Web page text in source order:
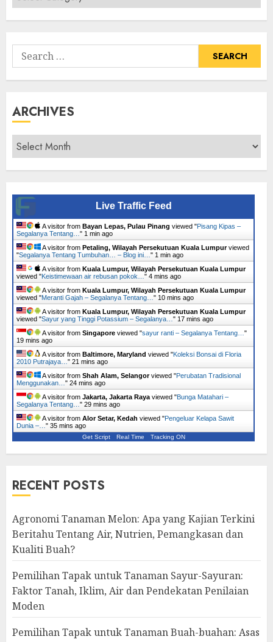
Senarai
Tumbuhan
Search
for:
ARCHIVES
Archives
Live Traffic Feed
A visitor from Bayan Lepas, Pulau Pinang viewed "Pisang Kipas –
Segalanya Tentang… " 1 min ago
A visitor from Petaling, Wilayah Persekutuan Kuala Lumpurviewed
"Segalanya Tentang Tumbuhan… – Blog ini… " 1 min ago
A visitor from Kuala Lumpur, Wilayah Persekutuan Kuala Lumpur
viewed "Keistimewaan air rebusan pokok… " 4 mins ago
A visitor from Kuala Lumpur, Wilayah Persekutuan Kuala Lumpur
viewed "Meranti Gajah – Segalanya Tentang… " 10 mins ago
A visitor from Kuala Lumpur, Wilayah Persekutuan Kuala Lumpur
viewed "Sayur yang Tinggi Potassium – Segalanya… " 17 mins ago
A visitor from Singapore viewed "sayur ranti – Segalanya Tentang… "
19 mins ago
A visitor from Baltimore, Maryland viewed "Koleksi Bonsai di Floria
2010 Putrajaya… " 21 mins ago
A visitor from Shah Alam, Selangorviewed "Perubatan Tradisional
Menggunakan… " 24 mins ago
A visitor from Jakarta, Jakarta Raya viewed "Bunga Matahari –
Segalanya Tentang… " 29 mins ago
A visitor from Alor Setar, Kedah viewed "Pengeluar Kelapa Sawit
Dunia –… " 35 mins ago
Get Script Real Time Tracking ON
RECENT POSTS
Agronomi Tanaman Melon: Apa yang Kajian Terkini
Beritahu Tentang Air, Nutrien, Pemangkasan dan
Kualiti Buah?
Pemilihan Tapak untuk Tanaman Sayur-Sayuran:
Faktor Tanah, Iklim, Air dan Pendekatan Penilaian
Moden
Pemilihan Tapak untuk Tanaman Buah-buahan: Asas